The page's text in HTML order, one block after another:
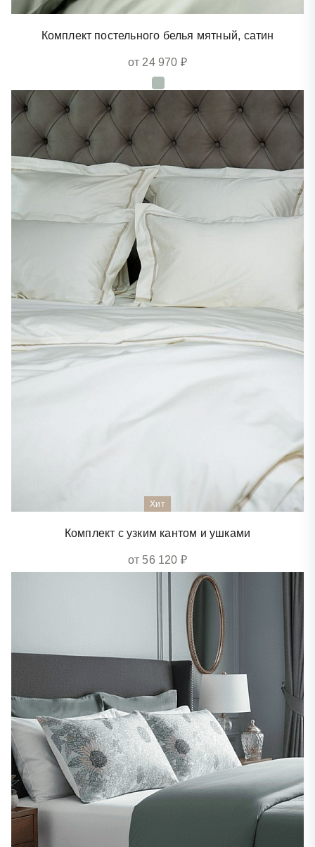
Комплект постельного белья мятный, сатин
от 24 970 ₽
Хит
Комплект с узким кантом и ушками
от 56 120 ₽